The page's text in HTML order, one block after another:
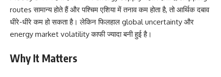
routes सामान्य होते हैं और पश्चिम एशिया में तनाव कम होता है, तो आर्थिक दबाव
धीरे-धीरे कम हो सकता है। लेकिन फिलहाल global uncertainty और
energy market volatility काफी ज्यादा बनी हुई है।
Why It Matters